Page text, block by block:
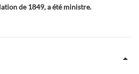
de 1849, a été ministre.